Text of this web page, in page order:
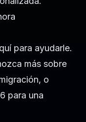
para ayudarle.
más sobre
, o
para una